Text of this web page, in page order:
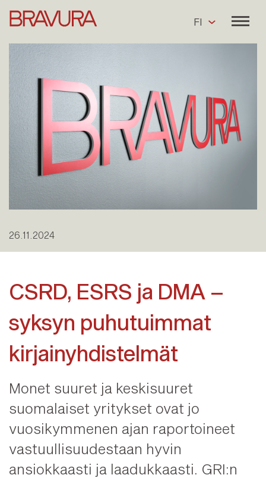
FI
26.11.2024
CSRD, ESRS ja DMA –
syksyn puhutuimmat
kirjainyhdistelmät
Monet suuret ja keskisuuret
suomalaiset yritykset ovat jo
vuosikymmenen ajan raportoineet
vastuullisuudestaan hyvin
ansiokkaasti ja laadukkaasti. GRI:n